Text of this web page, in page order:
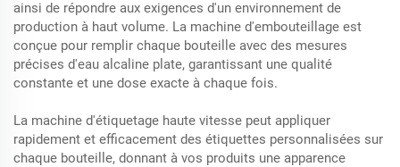
ainsi de répondre aux exigences d'un environnement de
production à haut volume. La machine d'embouteillage est
conçue pour remplir chaque bouteille avec des mesures
précises d'eau alcaline plate, garantissant une qualité
constante et une dose exacte à chaque fois.
La machine d'étiquetage haute vitesse peut appliquer
rapidement et efficacement des étiquettes personnalisées sur
chaque bouteille, donnant à vos produits une apparence